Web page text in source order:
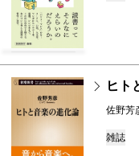
ヒト
佐野芳
雑誌